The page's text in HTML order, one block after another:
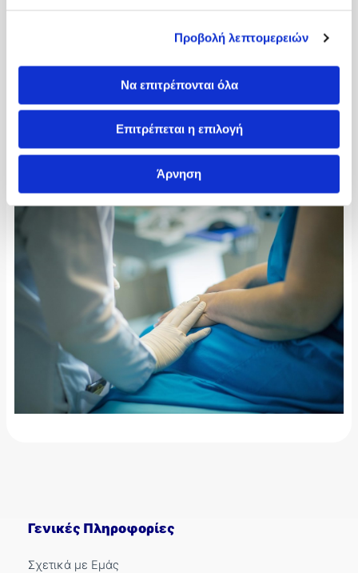
Προβολή λεπτομερειών
Να επιτρέπονται όλα
Επιτρέπεται η επιλογή
Άρνηση
δεν είναι πολυτέλεια αλλά υποχρέωση ενός σύγχρονου
νοσηλευτικού ιδρύματος.
Η λειτουργεία του ιατρείου θα είναι κάθε Πέμπτη στις 16.00.
Γράφει ηΒαρβέρη Μαριάνθη, Αναισθησιολόγος,
Γενικές Πληροφορίες
Σχετικά με Εμάς